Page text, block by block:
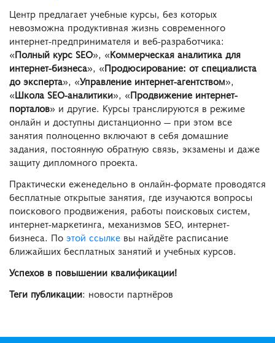
Центр предлагает учебные курсы, без которых
невозможна продуктивная жизнь современного
интернет-предпринимателя и веб-разработчика:
«Полный курс SEO», «Коммерческая аналитика для
интернет-бизнеса», «Продюсирование: от специалиста
до эксперта», «Управление интернет-агентством»,
«Школа SEO-аналитики», «Продвижение интернет-
порталов» и другие. Курсы транслируются в режиме
онлайн и доступны дистанционно ― при этом все
занятия полноценно включают в себя домашние
задания, постоянную обратную связь, экзамены и даже
защиту дипломного проекта.
Практически еженедельно в онлайн-формате проводятся
бесплатные открытые занятия, где изучаются вопросы
поискового продвижения, работы поисковых систем,
интернет-маркетинга, механизмов SEO, интернет-
бизнеса. По этой ссылке вы найдёте расписание
ближайших бесплатных занятий и учебных курсов.
Успехов в повышении квалификации!
Теги публикации: новости партнёров